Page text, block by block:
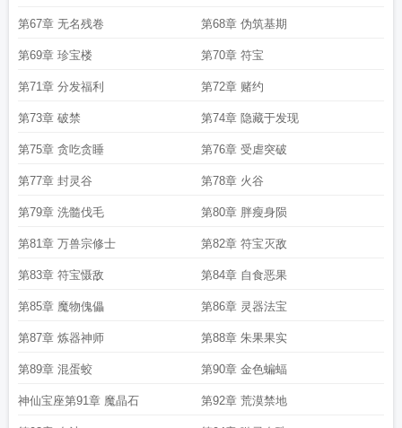
第67章 无名残卷 第68章 伪筑基期
第69章 珍宝楼 第70章 符宝
第71章 分发福利 第72章 赌约
第73章 破禁 第74章 隐藏于发现
第75章 贪吃贪睡 第76章 受虐突破
第77章 封灵谷 第78章 火谷
第79章 洗髓伐毛 第80章 胖瘦身陨
第81章 万兽宗修士 第82章 符宝灭敌
第83章 符宝慑敌 第84章 自食恶果
第85章 魔物傀儡 第86章 灵器法宝
第87章 炼器神师 第88章 朱果果实
第89章 混蛋蛟 第90章 金色蝙蝠
神仙宝座第91章 魔晶石 第92章 荒漠禁地